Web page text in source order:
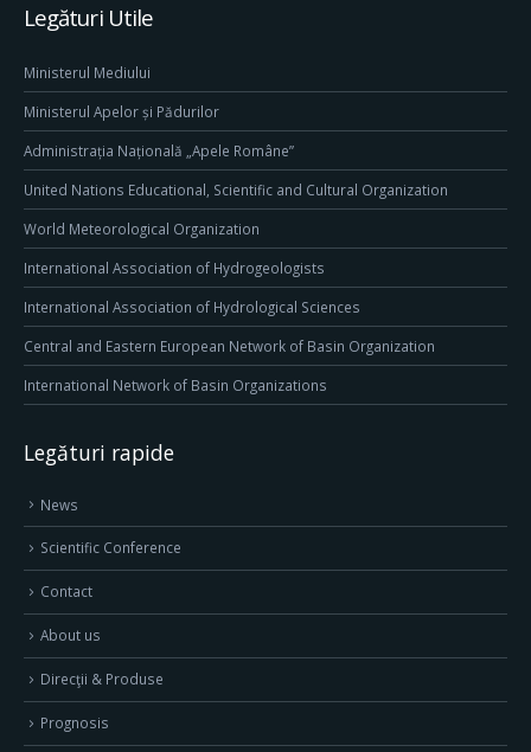
Legături Utile
Ministerul Mediului
Ministerul Apelor și Pădurilor
Administrația Națională „Apele Române”
United Nations Educational, Scientific and Cultural Organization
World Meteorological Organization
International Association of Hydrogeologists
International Association of Hydrological Sciences
Central and Eastern European Network of Basin Organization
International Network of Basin Organizations
Legături rapide
News
Scientific Conference
Contact
About us
Direcţii & Produse
Prognosis